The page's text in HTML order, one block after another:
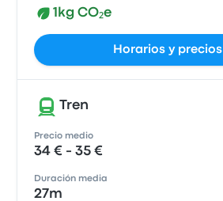
1kg CO₂e
Horarios y precios
Tren
Precio medio
34 € - 35 €
Duración media
27m